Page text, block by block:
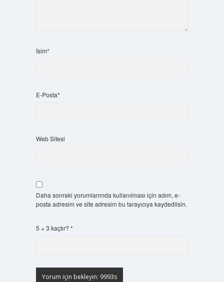
İsim*
E-Posta*
Web Sitesi
Daha sonraki yorumlarımda kullanılması için adım, e-
posta adresim ve site adresim bu tarayıcıya kaydedilsin.
5 + 3 kaçtır? *